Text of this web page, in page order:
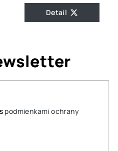
Detail
podmienkami ochrany